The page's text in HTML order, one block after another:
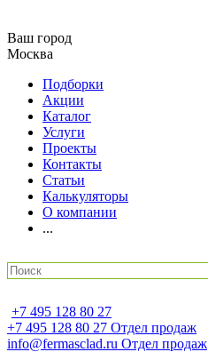
Ваш город
Москва
Подборки
Акции
Каталог
Услуги
Проекты
Контакты
Статьи
Калькуляторы
О компании
...
+7 495 128 80 27
+7 495 128 80 27 Отдел продаж
info@fermasclad.ru Отдел продаж